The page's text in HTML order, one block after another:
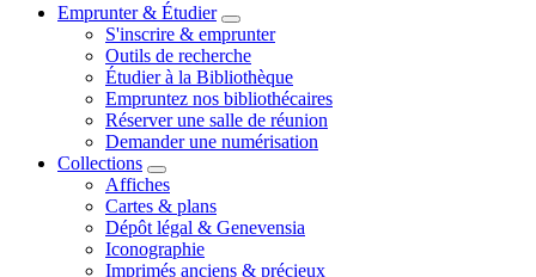
Emprunter & Étudier
S'inscrire & emprunter
Outils de recherche
Étudier à la Bibliothèque
Empruntez nos bibliothécaires
Réserver une salle de réunion
Demander une numérisation
Collections
Affiches
Cartes & plans
Dépôt légal & Genevensia
Iconographie
Imprimés anciens & précieux